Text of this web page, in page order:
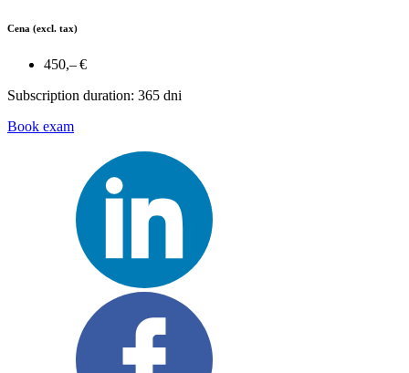
Cena (excl. tax)
450,– €
Subscription duration: 365 dni
Book exam